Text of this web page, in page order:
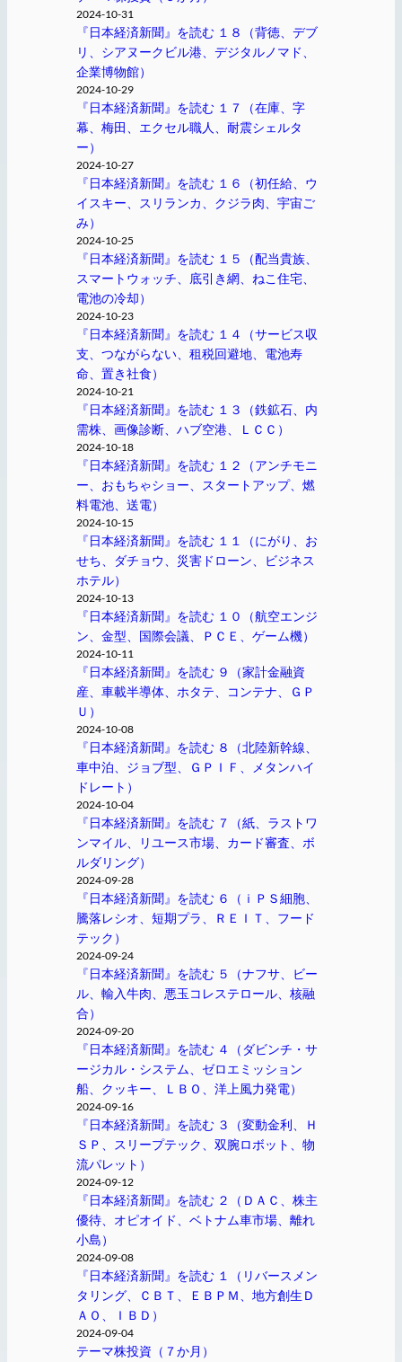
2024-10-31
『日本経済新聞』を読む １８（背徳、デブ
リ、シアヌークビル港、デジタルノマド、
企業博物館）
2024-10-29
『日本経済新聞』を読む １７（在庫、字
幕、梅田、エクセル職人、耐震シェルタ
ー）
2024-10-27
『日本経済新聞』を読む １６（初任給、ウ
イスキー、スリランカ、クジラ肉、宇宙ご
み）
2024-10-25
『日本経済新聞』を読む １５（配当貴族、
スマートウォッチ、底引き網、ねこ住宅、
電池の冷却）
2024-10-23
『日本経済新聞』を読む １４（サービス収
支、つながらない、租税回避地、電池寿
命、置き社食）
2024-10-21
『日本経済新聞』を読む １３（鉄鉱石、内
需株、画像診断、ハブ空港、ＬＣＣ）
2024-10-18
『日本経済新聞』を読む １２（アンチモニ
ー、おもちゃショー、スタートアップ、燃
料電池、送電）
2024-10-15
『日本経済新聞』を読む １１（にがり、お
せち、ダチョウ、災害ドローン、ビジネス
ホテル）
2024-10-13
『日本経済新聞』を読む １０（航空エンジ
ン、金型、国際会議、ＰＣＥ、ゲーム機）
2024-10-11
『日本経済新聞』を読む ９（家計金融資
産、車載半導体、ホタテ、コンテナ、ＧＰ
Ｕ）
2024-10-08
『日本経済新聞』を読む ８（北陸新幹線、
車中泊、ジョブ型、ＧＰＩＦ、メタンハイ
ドレート）
2024-10-04
『日本経済新聞』を読む ７（紙、ラストワ
ンマイル、リユース市場、カード審査、ボ
ルダリング）
2024-09-28
『日本経済新聞』を読む ６（ｉＰＳ細胞、
騰落レシオ、短期プラ、ＲＥＩＴ、フード
テック）
2024-09-24
『日本経済新聞』を読む ５（ナフサ、ビー
ル、輸入牛肉、悪玉コレステロール、核融
合）
2024-09-20
『日本経済新聞』を読む ４（ダビンチ・サ
ージカル・システム、ゼロエミッション
船、クッキー、ＬＢＯ、洋上風力発電）
2024-09-16
『日本経済新聞』を読む ３（変動金利、Ｈ
ＳＰ、スリープテック、双腕ロボット、物
流パレット）
2024-09-12
『日本経済新聞』を読む ２（ＤＡＣ、株主
優待、オピオイド、ベトナム車市場、離れ
小島）
2024-09-08
『日本経済新聞』を読む １（リバースメン
タリング、ＣＢＴ、ＥＢＰＭ、地方創生Ｄ
ＡＯ、ＩＢＤ）
2024-09-04
テーマ株投資（７か月）